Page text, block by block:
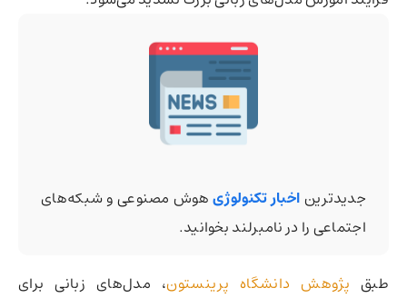
جدیدتریناخبار تکنولوژیهوش مصنوعی و شبکه‌های
اجتماعی را در نامبرلند بخوانید.
طبق پژوهش دانشگاه پرینستون، مدل‌های زبانی برای